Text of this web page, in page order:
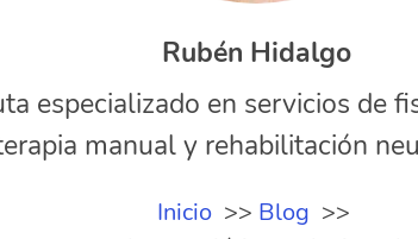
Rubén Hidalgo
especializado en servicios de
manual y rehabilitación
Inicio
Blog